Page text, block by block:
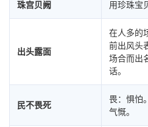
珠宫贝阙 用珍珠宝
出头露面
在人多的
前出风头
场合而出
话。
民不畏死
畏：惧怕
气慨。